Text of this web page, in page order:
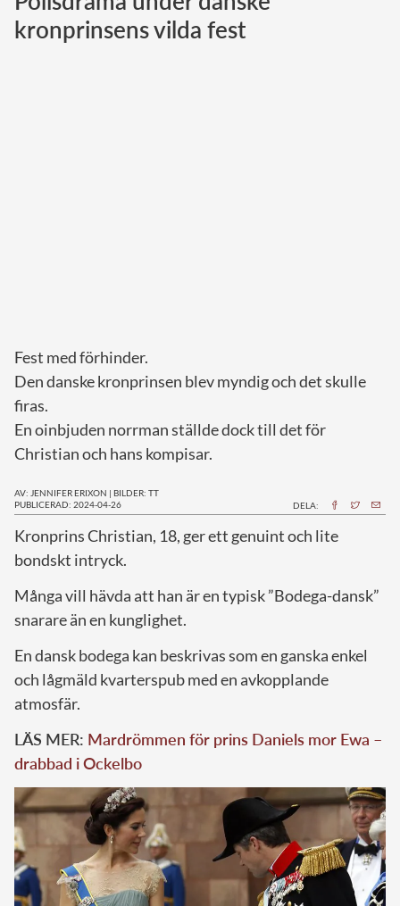
Norska kungahuset
kronprinsens vilda fest
Fest med förhinder.
Den danske kronprinsen blev myndig och det skulle
firas.
En oinbjuden norrman ställde dock till det för
Christian och hans kompisar.
AV: JENNIFER ERIXON | BILDER: TT
PUBLICERAD: 2024-04-26
DELA:
Kronprins Christian, 18, ger ett genuint och lite
bondskt intryck.
Många vill hävda att han är en typisk ”Bodega-dansk”
snarare än en kunglighet.
En dansk bodega kan beskrivas som en ganska enkel
och lågmäld kvarterspub med en avkopplande
atmosfär.
LÄS MER: Mardrömmen för prins Daniels mor Ewa –
drabbad i Ockelbo